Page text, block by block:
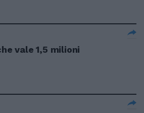
vale 1,5 milioni